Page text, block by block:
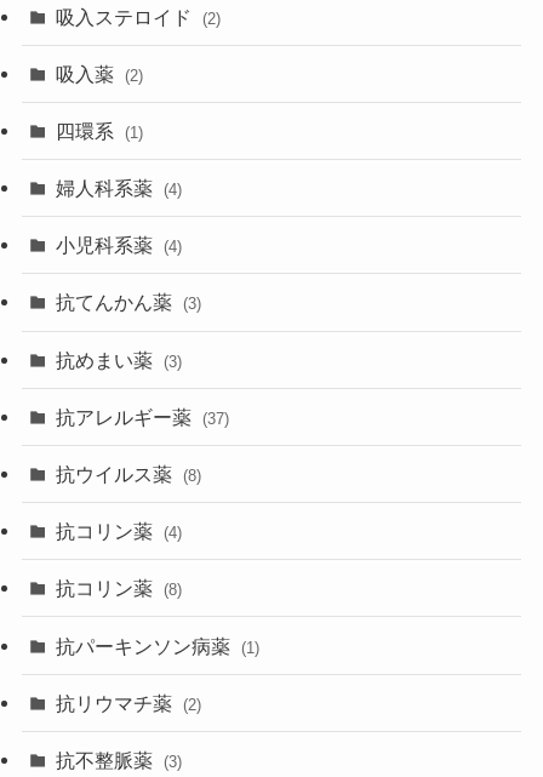
吸入ステロイド (2)
吸入薬 (2)
四環系 (1)
婦人科系薬 (4)
小児科系薬 (4)
抗てんかん薬 (3)
抗めまい薬 (3)
抗アレルギー薬 (37)
抗ウイルス薬 (8)
抗コリン薬 (4)
抗コリン薬 (8)
抗パーキンソン病薬 (1)
抗リウマチ薬 (2)
抗不整脈薬 (3)